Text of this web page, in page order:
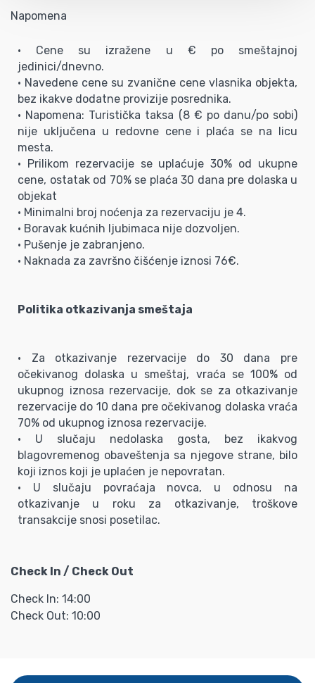
Napomena
• Cene su izražene u € po smeštajnoj
jedinici/dnevno.
• Navedene cene su zvanične cene vlasnika objekta,
bez ikakve dodatne provizije posrednika.
• Napomena: Turistička taksa (8 € po danu/po sobi)
nije uključena u redovne cene i plaća se na licu
mesta.
• Prilikom rezervacije se uplaćuje 30% od ukupne
cene, ostatak od 70% se plaća 30 dana pre dolaska u
objekat
• Minimalni broj noćenja za rezervaciju je 4.
• Boravak kućnih ljubimaca nije dozvoljen.
• Pušenje je zabranjeno.
• Naknada za završno čišćenje iznosi 76€.
Politika otkazivanja smeštaja
• Za otkazivanje rezervacije do 30 dana pre
očekivanog dolaska u smeštaj, vraća se 100% od
ukupnog iznosa rezervacije, dok se za otkazivanje
rezervacije do 10 dana pre očekivanog dolaska vraća
70% od ukupnog iznosa rezervacije.
• U slučaju nedolaska gosta, bez ikakvog
blagovremenog obaveštenja sa njegove strane, bilo
koji iznos koji je uplaćen je nepovratan.
• U slučaju povraćaja novca, u odnosu na
otkazivanje u roku za otkazivanje, troškove
transakcije snosi posetilac.
Check In / Check Out
Check In: 14:00
Check Out: 10:00